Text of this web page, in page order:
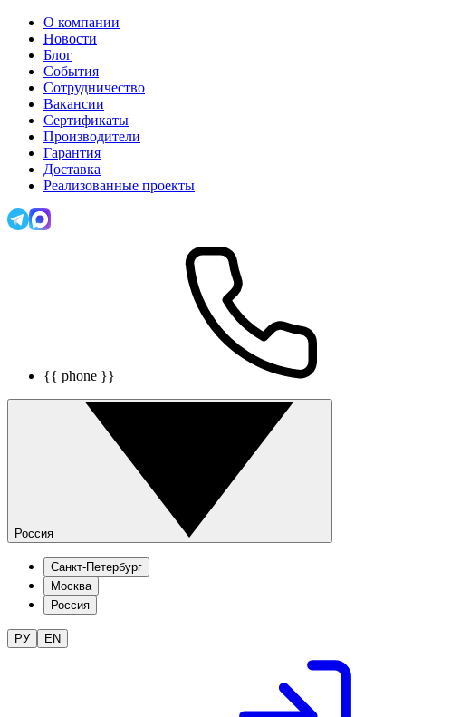
О компании
Новости
Блог
События
Сотрудничество
Вакансии
Сертификаты
Производители
Гарантия
Доставка
Реализованные проекты
{{ phone }}
Россия
Санкт-Петербург
Москва
Россия
РУ EN